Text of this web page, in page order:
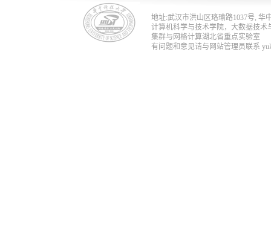
地址:武汉市洪山区珞瑜路1037号, 华
计算机科学与技术学院，大数据技
集群与网格计算湖北省重点实验室
有问题和意见请与网站管理员联系